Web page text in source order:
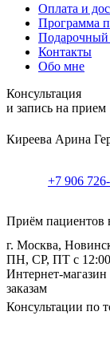
Оплата и
Программа
Подарочный
Контакты
Обо мне
Консультация
и запись на прием
Киреева Арина
+7 906
Приём пациентов
г. Москва,
ПН, СР, ПТ с 12:00
Интернет-
заказам
Консультации по